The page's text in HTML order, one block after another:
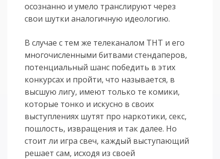
осознанно и умело транслируют через
свои шутки аналогичную идеологию.
В случае с тем же телеканалом ТНТ и его
многочисленными битвами стендаперов,
потенциальный шанс победить в этих
конкурсах и пройти, что называется, в
высшую лигу, имеют только те комики,
которые тонко и искусно в своих
выступлениях шутят про наркотики, секс,
пошлость, извращения и так далее. Но
стоит ли игра свеч, каждый выступающий
решает сам, исходя из своей